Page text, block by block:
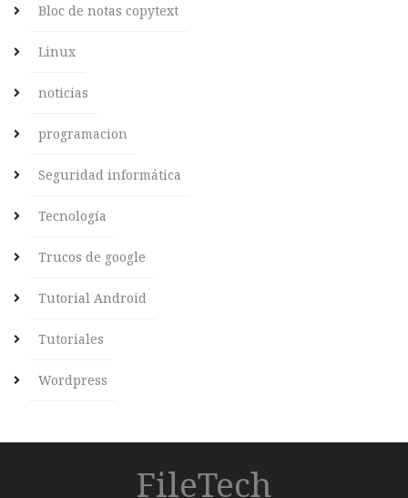
Bloc de notas copytext
Linux
noticias
programacion
Seguridad informática
Tecnología
Trucos de google
Tutorial Android
Tutoriales
Wordpress
FileTech